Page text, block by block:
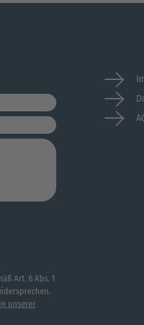
Art. 6 Abs. 1
unserer